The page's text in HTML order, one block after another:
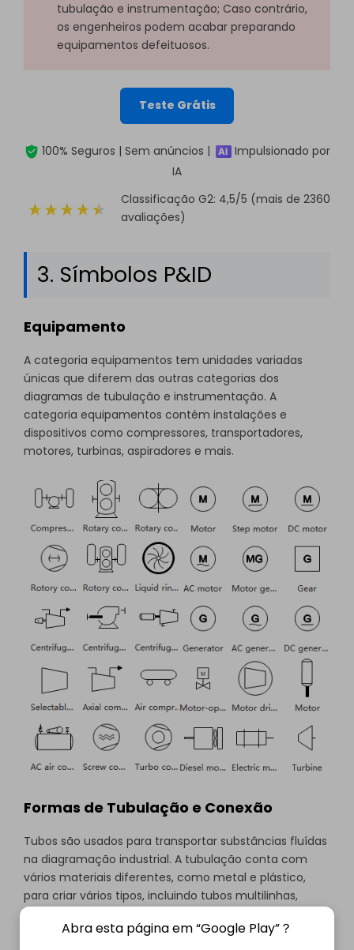
tubulação e instrumentação; Caso contrário,
os engenheiros podem acabar preparando
equipamentos defeituosos.
Teste Grátis
100% Seguros | Sem anúncios |
Impulsionado por
IA
Classificação G2: 4,5/5 (mais de 2360
avaliações)
3. Símbolos P&ID
Equipamento
A categoria equipamentos tem unidades variadas
únicas que diferem das outras categorias dos
diagramas de tubulação e instrumentação. A
categoria equipamentos contém instalações e
dispositivos como compressores, transportadores,
motores, turbinas, aspiradores e mais.
Formas de Tubulação e Conexão
Tubos são usados para transportar substâncias fluídas
na diagramação industrial. A tubulação conta com
vários materiais diferentes, como metal e plástico,
para criar vários tipos, incluindo tubos multilinhas,
Abra esta página em “Google Play”？